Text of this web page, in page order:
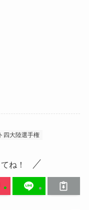
四大陸選手権
ね！